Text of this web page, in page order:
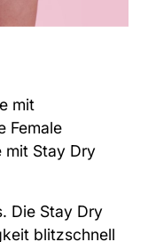
mit
Female
mit Stay Dry
Die Stay Dry
blitzschnell